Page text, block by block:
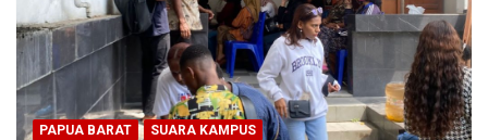
PAPUA BARAT SUARA KAMPUS